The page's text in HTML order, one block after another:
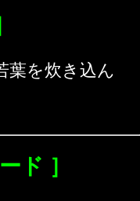
葉を炊き込ん
ド ］